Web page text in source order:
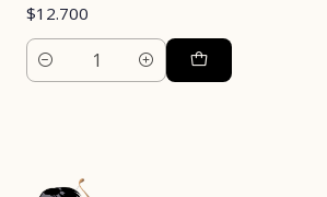
$12.700
Cantidad